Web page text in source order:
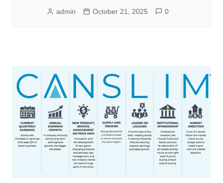
admin October 21, 2025 0